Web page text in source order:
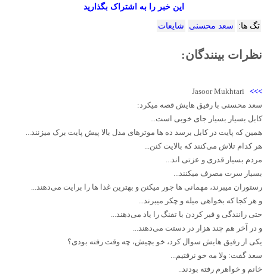
این خبر را به اشتراک بگذارید
تگ ها: سعد محسنی شایعات
نظرات بینندگان:
>>>
Jasoor Mukhtari
سعد محسنی با رفیق هایش قصه میکرد:
کابل بسیار بسیار جای خوبی است...
همین که پایت در کابل برسد ده ها موترهای مدل بالا پیش پایت برک میزنند...
هر کدام تلاش می‌کنند که بالایت کنن...
مردم بسیار قدری و عزتی اند...
بسیار سرت مصرف میکنند...
رستوران میبرند، مهمانی ها جور میکنن و بهترین غذا ها را برایت می‌دهند...
و هر کجا که بخواهی میله و چکر میبرند...
حتی رانندگی و فیر کردن با تفنگ را یاد می‌دهند...
و در آخر هم چند هزار در دستت می‌دهند...
یکی از رفیق هایش سوال کرد، خو بچیش، چه وقت رفته بودی؟
سعد گفت: ولا مه خو نرفتیم...
خانم و خواهرم رفته بودند..